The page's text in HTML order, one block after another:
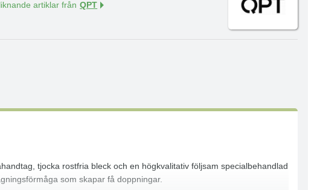
artiklar från QPT
tjocka rostfria bleck och en högkvalitativ följsam specialbehandlad
som skapar få doppningar.